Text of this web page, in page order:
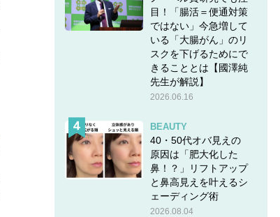
目！「腸活＝便通対策
ではない」今急増して
いる「大腸がん」のリ
スクを下げるためにで
きることとは【國澤純
先生が解説】
2026.06.16
BEAUTY
40・50代オバ見えの
原因は「肥大化した
鼻！？」リフトアップ
と鼻高見えを叶えるシ
ェーディング術
2026.08.04